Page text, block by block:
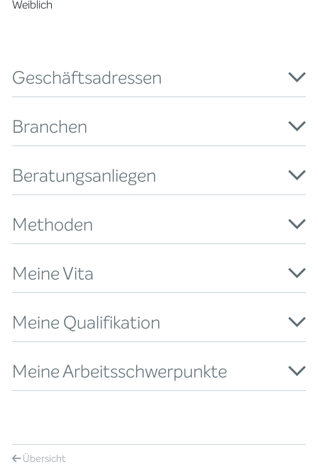
Weiblich
Geschäftsadressen
Branchen
Beratungsanliegen
Methoden
Meine Vita
Meine Qualifikation
Meine Arbeitsschwerpunkte
Übersicht